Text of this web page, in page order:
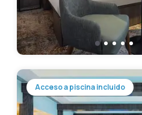
Acceso a piscina incluido